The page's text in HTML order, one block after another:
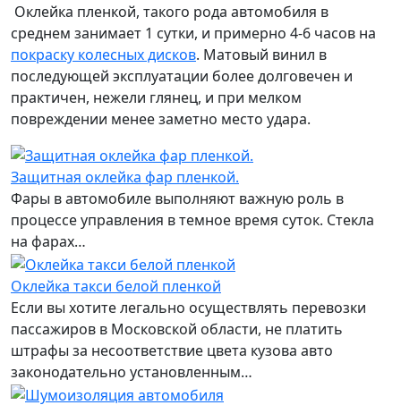
Оклейка пленкой, такого рода автомобиля в
среднем занимает 1 сутки, и примерно 4-6 часов на
покраску колесных дисков. Матовый винил в
последующей эксплуатации более долговечен и
практичен, нежели глянец, и при мелком
повреждении менее заметно место удара.
Защитная оклейка фар пленкой.
Фары в автомобиле выполняют важную роль в
процессе управления в темное время суток. Стекла
на фарах…
Оклейка такси белой пленкой
Если вы хотите легально осуществлять перевозки
пассажиров в Московской области, не платить
штрафы за несоответствие цвета кузова авто
законодательно установленным…